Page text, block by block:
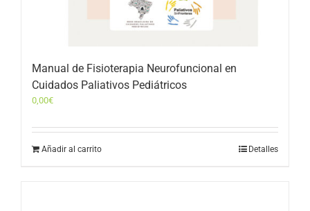
Manual de Fisioterapia Neurofuncional en
Cuidados Paliativos Pediátricos
0,00€
Añadir al carrito Detalles